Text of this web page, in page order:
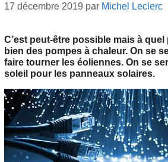
17 décembre 2019 par Michel Leclerc
C’est peut-être possible mais à
bien des pompes à chaleur. On se
faire tourner les éoliennes. On se
soleil pour les panneaux solaires.